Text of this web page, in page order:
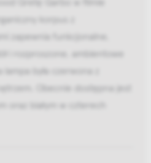
korpus z
zapewnia funkcjonalne,
i rozproszone, ambientowe
była czerwona z
Obecnie dostępna jest
oraz białym w czterech